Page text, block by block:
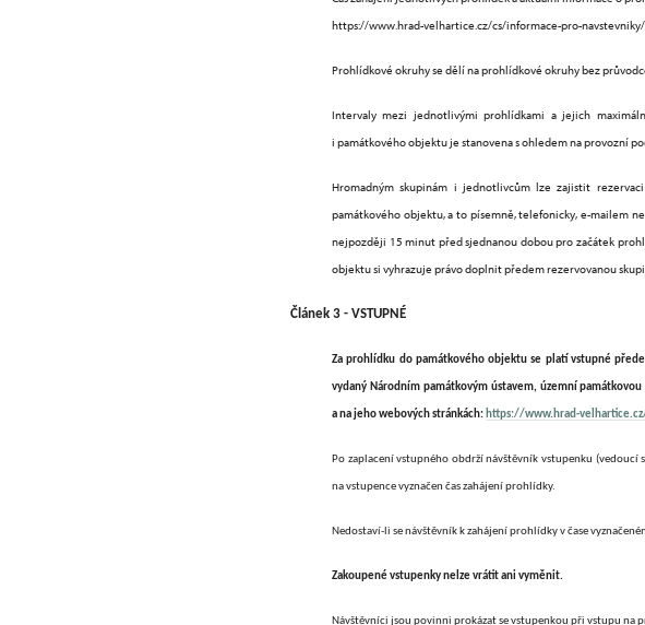
https://www.hrad-velhartice.cz/cs/informace-pro-
Prohlídkové okruhy se dělí na prohlídkové okruhy bez
Intervaly mezi jednotlivými prohlídkami a jejich
i památkového objektu je stanovena s ohledem na provozní
Hromadným skupinám i jednotlivcům lze zajistit
památkového objektu, a to písemně, telefonicky, e-mailem
nejpozději 15 minut před sjednanou dobou pro začátek
objektu si vyhrazuje právo doplnit předem rezervovanou
Článek 3 - VSTUPNÉ
Za prohlídku do památkového objektu se platí vstupné
vydaný Národním památkovým ústavem, územní
a na jeho webových stránkách: https://www.hrad-
Po zaplacení vstupného obdrží návštěvník vstupenku
na vstupence vyznačen čas zahájení prohlídky.
Nedostaví-li se návštěvník k zahájení prohlídky v čase
Zakoupené vstupenky nelze vrátit ani vyměnit.
Návštěvníci jsou povinni prokázat se vstupenkou při vstupu